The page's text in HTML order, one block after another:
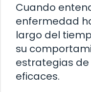
Cuando
enfermedad
largo del
su
estrategias
eficaces.